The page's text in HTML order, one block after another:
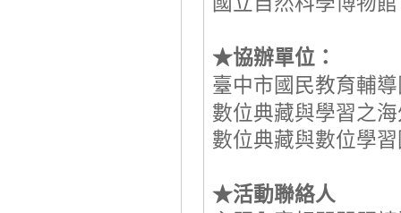
★協辦單位：
臺中市國民教育輔
數位典藏與學習之
數位典藏與數位學
★活動聯絡人